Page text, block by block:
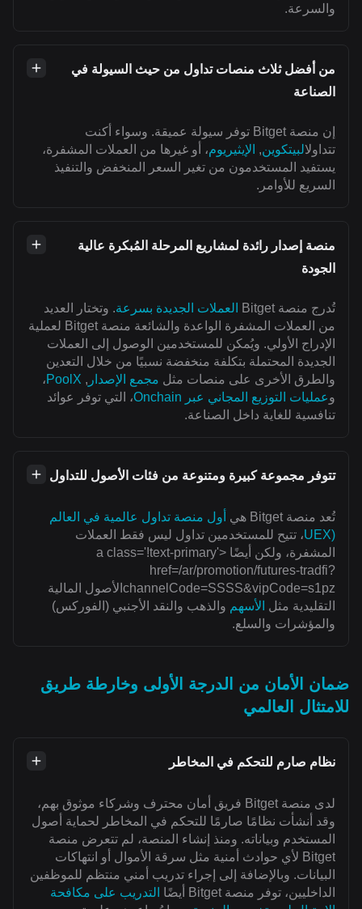
والسرعة.
من أفضل ثلاث منصات تداول من حيث السيولة في
الصناعة
إن منصة Bitget توفر سيولة عميقة. وسواء أكنت
تتداولالبيتكوين, الإيثيريوم، أو غيرها من العملات المشفرة،
يستفيد المستخدمون من تغير السعر المنخفض والتنفيذ
السريع للأوامر.
منصة إصدار رائدة لمشاريع المرحلة المُبكرة عالية
الجودة
تُدرج منصة Bitget العملات الجديدة بسرعة. وتختار العديد
من العملات المشفرة الواعدة والشائعة منصة Bitget لعملية
الإدراج الأولي. ويُمكن للمستخدمين الوصول إلى العملات
الجديدة المحتملة بتكلفة منخفضة نسبيًا من خلال التعدين
والطرق الأخرى على منصات مثل مجمع الإصدار ,
PoolX،
وعمليات التوزيع المجاني عبر Onchain
، التي توفر عوائد
تنافسية للغاية داخل الصناعة.
تتوفر مجموعة كبيرة ومتنوعة من فئات الأصول للتداول
تُعد منصة Bitget هي
أول منصة تداول عالمية في العالم
(UEX
، تتيح للمستخدمين تداول ليس فقط العملات
المشفرة، ولكن أيضًا <a class='!text-primary'
href=/ar/promotion/futures-tradfi?
channelCode=SSSS&vipCode=s1pzالأصول المالية
التقليدية مثل الأسهم والذهب والنقد الأجنبي (الفوركس)
والمؤشرات والسلع.
ضمان الأمان من الدرجة الأولى وخارطة طريق
للامتثال العالمي
نظام صارم للتحكم في المخاطر
لدى منصة Bitget فريق أمان محترف وشركاء موثوق بهم،
وقد أنشأت نظامًا صارمًا للتحكم في المخاطر لحماية أصول
المستخدم وبياناته. ومنذ إنشاء المنصة، لم تتعرض منصة
Bitget لأي حوادث أمنية مثل سرقة الأموال أو انتهاكات
البيانات. وبالإضافة إلى إجراء تدريب أمني منتظم للموظفين
الداخليين، توفر منصة Bitget أيضًا
التدريب على مكافحة